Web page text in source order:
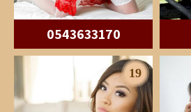
0543633170
19